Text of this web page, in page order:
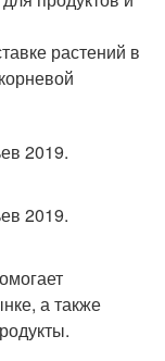
растений в
а также